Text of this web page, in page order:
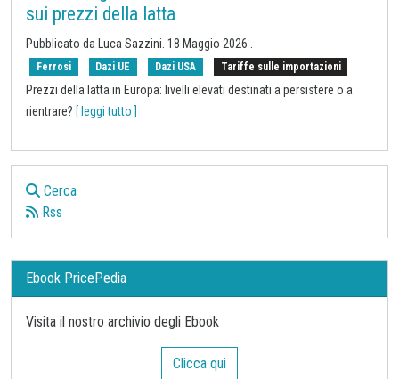
sui prezzi della latta
Pubblicato da Luca Sazzini 18 Maggio 2026
Ferrosi Dazi UE Dazi USA Tariffe sulle importazioni
Prezzi della latta in Europa: livelli elevati destinati a persistere o a
rientrare? [ leggi tutto ]
Cerca
Rss
Ebook PricePedia
Visita il nostro archivio degli Ebook
Clicca qui